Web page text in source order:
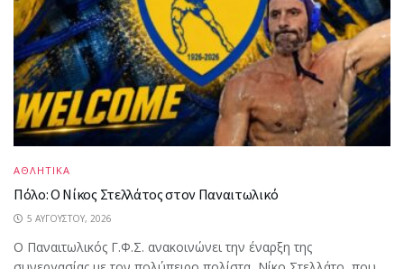
ΑΘΛΗΤΙΚΑ
Πόλο: Ο Νίκος Στελλάτος στον Παναιτωλικό
5 ΑΥΓΟΎΣΤΟΥ, 2026
Ο Παναιτωλικός Γ.Φ.Σ. ανακοινώνει την έναρξη της